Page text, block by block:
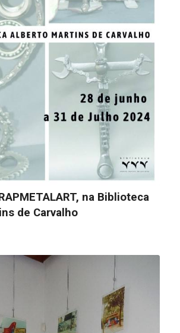
na Biblioteca
de Carvalho